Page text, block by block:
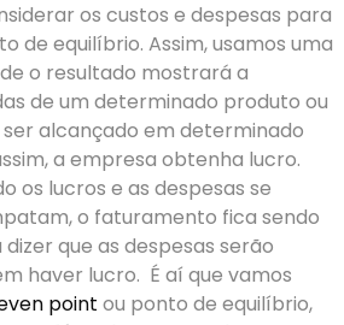
os custos e despesas para
de equilíbrio. Assim, usamos uma
o resultado mostrará a
de um determinado produto ou
alcançado em determinado
a empresa obtenha lucro.
os lucros e as despesas se
o faturamento fica sendo
dizer que as despesas serão
haver lucro. É aí que vamos
point ou ponto de equilíbrio,